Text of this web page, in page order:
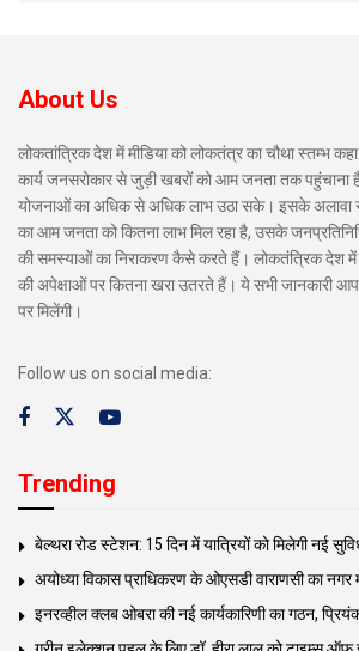
About Us
लोकतांत्रिक देश में मीडिया को लोकतंत्र का चौथा स्तम्भ
कार्य जनसरोकार से जुड़ी खबरों को आम जनता तक पहुंचाना
योजनाओं का अधिक से अधिक लाभ उठा सके। इसके अलावा
का आम जनता को कितना लाभ मिल रहा है, उसके
की समस्याओं का निराकरण कैसे करते हैं। लोकतंत्रिक देश में
की अपेक्षाओं पर कितना खरा उतरते हैं। ये सभी जानकारी
पर मिलेंगी।
Follow us on social media:
Trending
बेल्थरा रोड स्टेशन: 15 दिन में यात्रियों को मिलेगी नई
अयोध्या विकास प्राधिकरण के ओएसडी वाराणसी का
इनरव्हील क्लब ओबरा की नई कार्यकारिणी का गठन,